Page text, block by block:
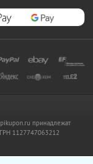
принадлежат
1127747063212